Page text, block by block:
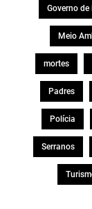
Governo
Meio
mortes
Padres
Polícia
Serranos